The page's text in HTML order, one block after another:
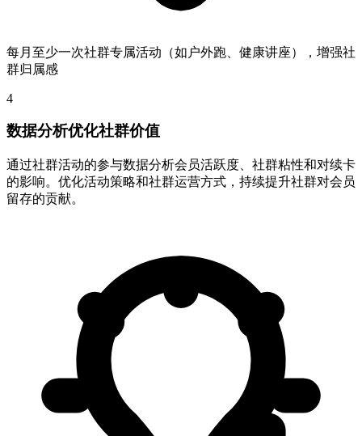
每月至少一次社群专属活动（如户外跑、健康讲座），增强社
群归属感
4
数据分析优化社群价值
通过社群活动的参与数据分析会员活跃度、社群粘性和对续卡
的影响。优化活动策略和社群运营方式，持续提升社群对会员
留存的贡献。